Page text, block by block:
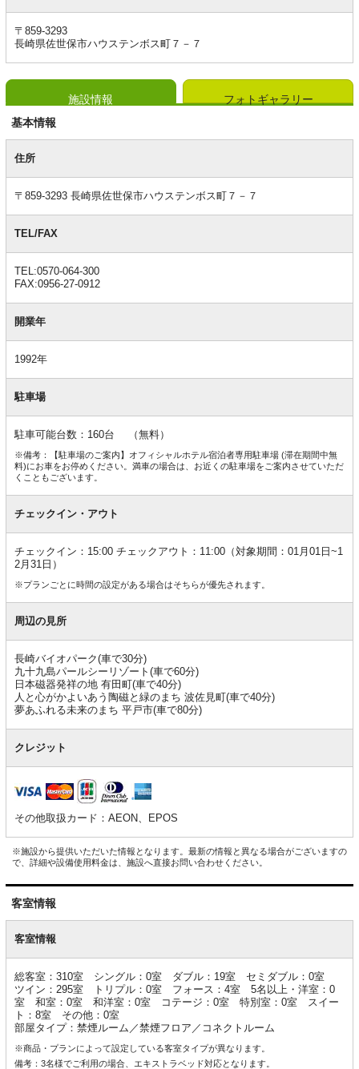
〒859-3293
長崎県佐世保市ハウステンボス町７－７
施設情報
フォトギャラリー
基本情報
本住所
〒859-3293 長崎県佐世保市ハウステンボス町７－７
TEL/FAX
TEL:0570-064-300
FAX:0956-27-0912
開業年
1992年
駐車場
駐車可能台数：160台 （無料）
※備考：【駐車場のご案内】オフィシャルホテル宿泊者専用駐車場 (滞在期間中無
料)にお車をお停めください。満車の場合は、お近くの駐車場をご案内させていただ
くこともございます。
チェックイン・アウト
チェックイン：15:00 チェックアウト：11:00（対象期間：01月01日~1
2月31日）
※プランごとに時間の設定がある場合はそちらが優先されます。
周辺の見所
長崎バイオパーク(車で30分)
九十九島パールシーリゾート(車で60分)
日本磁器発祥の地 有田町(車で40分)
人と心がかよいあう陶磁と緑のまち 波佐見町(車で40分)
夢あふれる未来のまち 平戸市(車で80分)
クレジット
その他取扱カード：AEON、EPOS
※施設から提供いただいた情報となります。最新の情報と異なる場合がございますの
で、詳細や設備使用料金は、施設へ直接お問い合わせください。
客室情報
室客室情報
総客室：310室 シングル：0室 ダブル：19室 セミダブル：0室
ツイン：295室 トリプル：0室 フォース：4室 5名以上・洋室：0
室 和室：0室 和洋室：0室 コテージ：0室 特別室：0室 スイー
ト：8室 その他：0室
部屋タイプ：禁煙ルーム／禁煙フロア／コネクトルーム
※商品・プランによって設定している客室タイプが異なります。
備考：3名様でご利用の場合、エキストラベッド対応となります。